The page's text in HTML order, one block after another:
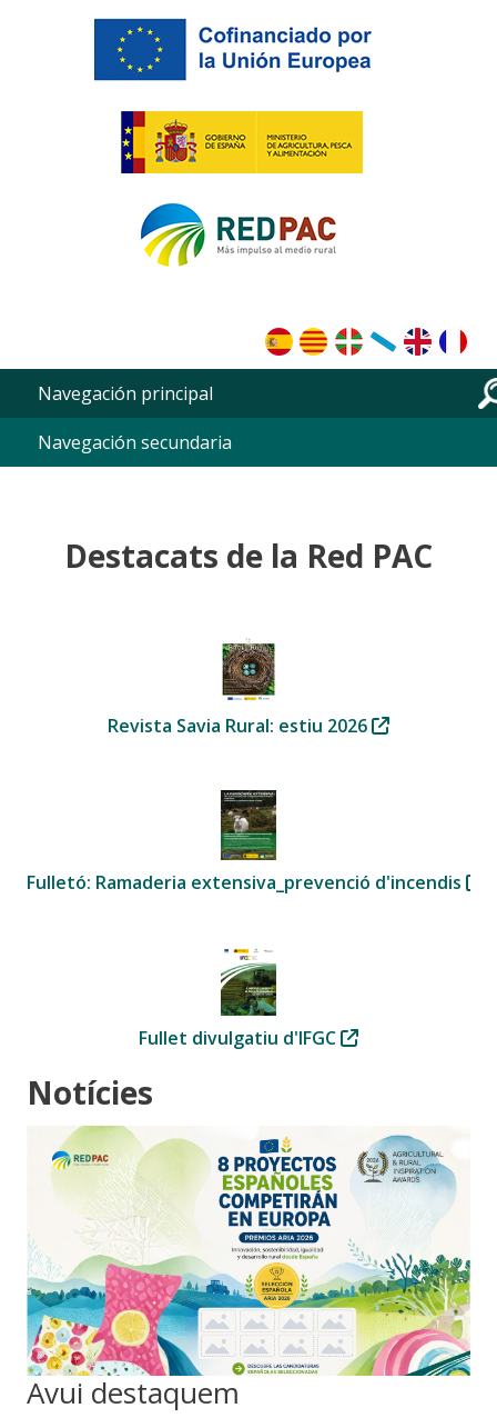
Vés al contingut
Portada de RedPac
Navegación principal
Navegación secundaria
Destacats de la Red PAC
Revista Savia Rural: estiu 2026
Fulletó: Ramaderia extensiva_prevenció d'incendis
Fullet divulgatiu d'IFGC
Notícies
Avui destaquem